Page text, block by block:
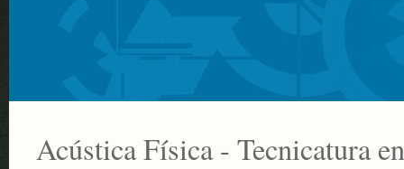
Acústica Física - Tecnicatura